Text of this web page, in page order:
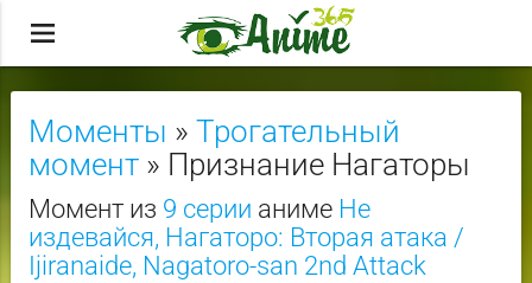
menu
Моменты » Трогательный
момент» Признание Нагаторы
Момент из 9 серии аниме Не
издевайся, Нагаторо: Вторая атака /
Ijiranaide, Nagatoro-san 2nd Attack